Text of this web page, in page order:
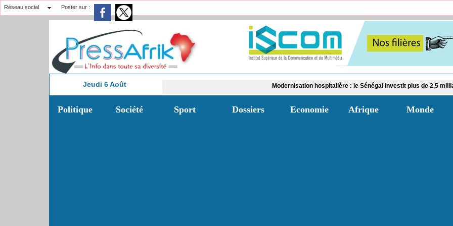
Réseau social Poster sur :
Jeudi 6 Août Modernisation hospitalière : le Sénégal investit plus de 2,5 milliards FCFA
Politique Société Sport Dossiers Economie Afrique Monde